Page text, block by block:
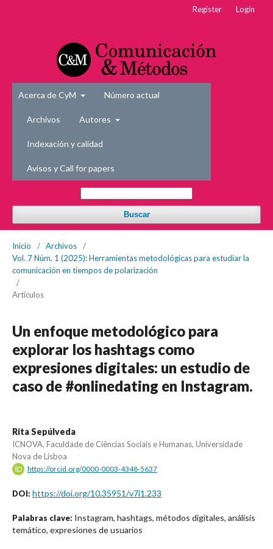
Acerca de CyM Número actual
Archivos Autores
Indexación y calidad
Avisos y Call for papers
Buscar
Register Login
Inicio / Archivos
/
Vol. 7 Núm. 1 (2025): Herramientas metodológicas para estudiar la
comunicación en tiempos de polarización
/
Artículos
Un enfoque metodológico para
explorar los hashtags como
expresiones digitales: un estudio de
caso de #onlinedating en Instagram.
Rita Sepúlveda
ICNOVA, Faculdade de Ciências Sociais e Humanas, Universidade
Nova de Lisboa
https://orcid.org/0000-0003-4348-5637
DOI: https://doi.org/10.35951/v7i1.233
Palabras clave: Instagram, hashtags, métodos digitales, análisis
temático, expresiones de usuarios